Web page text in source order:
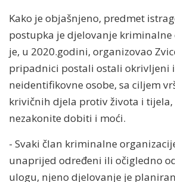
Kako je objašnjeno, predmet
postupka je djelovanje kriminalne
je, u 2020.godini, organizovao
pripadnici postali ostali okrivljeni i
neidentifikovne osobe, sa ciljem
krivičnih djela protiv života i
nezakonite dobiti i moći.
- Svaki član kriminalne
unaprijed određeni ili očigledno
ulogu, njeno djelovanje je